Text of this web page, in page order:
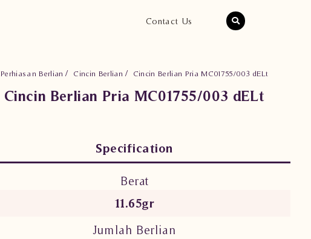
Contact Us
Perhiasan Berlian Cincin Berlian Cincin Berlian Pria MC01755/003 dELt
Cincin Berlian Pria MC01755/003 dELt
Specification
Berat
11.65gr
Jumlah Berlian